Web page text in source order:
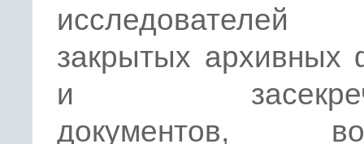
исследователей
закрытых архивных
и
документов,